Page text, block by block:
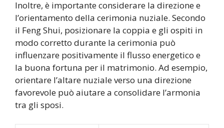
Inoltre, è importante considerare la direzione e
l’orientamento della cerimonia nuziale. Secondo
il Feng Shui, posizionare la coppia e gli ospiti in
modo corretto durante la cerimonia può
influenzare positivamente il flusso energetico e
la buona fortuna per il matrimonio. Ad esempio,
orientare l’altare nuziale verso una direzione
favorevole può aiutare a consolidare l’armonia
tra gli sposi.